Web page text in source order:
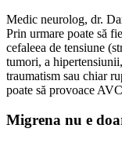
Medic neurolog, dr.
Prin urmare poate să
cefaleea de tensiune
tumori, a
traumatism sau chiar
poate să provoace
Migrena nu e